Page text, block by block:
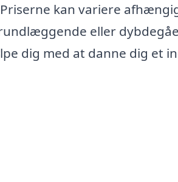
kan variere
eller
dig med at danne dig et